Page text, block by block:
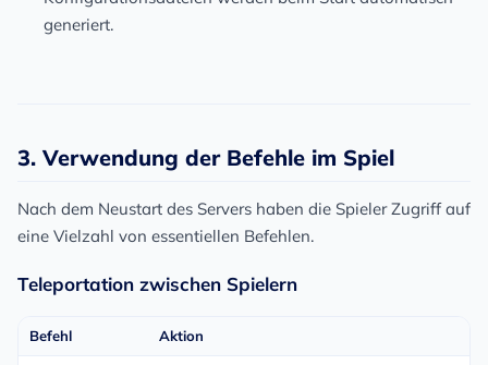
generiert.
3. Verwendung der Befehle im Spiel
Nach dem Neustart des Servers haben die Spieler Zugriff auf
eine Vielzahl von essentiellen Befehlen.
Teleportation zwischen Spielern
Befehl Aktion